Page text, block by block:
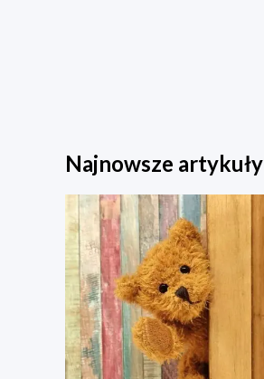
Najnowsze artykuły